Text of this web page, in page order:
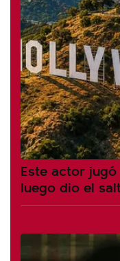
Este actor
luego dio el